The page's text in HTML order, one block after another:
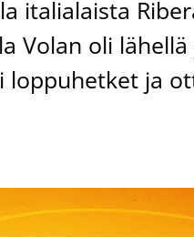
italialaista
Volan oli
loppuhetket ja